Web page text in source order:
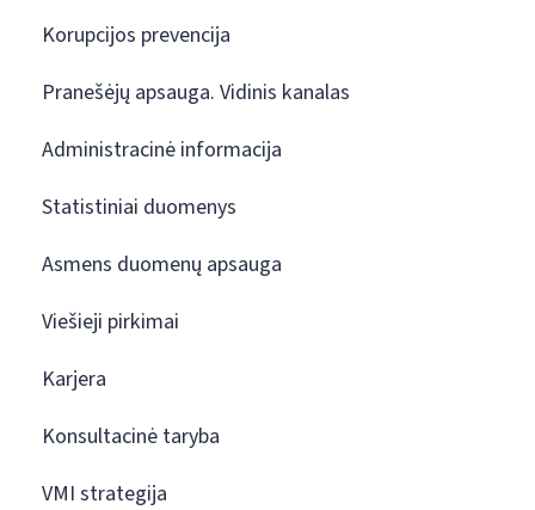
Korupcijos prevencija
Pranešėjų apsauga. Vidinis kanalas
Administracinė informacija
Statistiniai duomenys
Asmens duomenų apsauga
Viešieji pirkimai
Karjera
Konsultacinė taryba
VMI strategija